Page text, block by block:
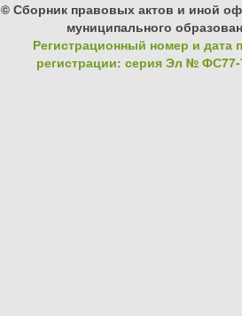
© Сборник правовых актов и иной
муниципального
Регистрационный номер и дата
регистрации: серия Эл № ФС77-